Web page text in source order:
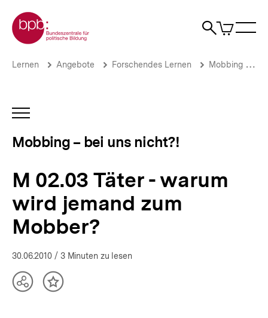
zum
Seiteninhalt
springen
Zur Startseite der bpb
Suche
Artikel
im
warum
wird
jemand
zum
Mobbing
bei
uns
nicht?!
bpb.de
Brotkrümelnavigation
Pfadnavigation
Lernen Angebote Forschendes Lernen Mobbing – bei uns nicht?!
INHALTSNAVIGATION
Mobbing – bei uns nicht?!
M 02.03 Täter - warum
wird jemand zum
Mobber?
30.06.2010 / 3 Minuten zu lesen
TeilenInhalt